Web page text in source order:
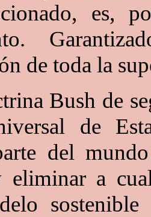
es,
de toda la
Bush de
de
del
eliminar a